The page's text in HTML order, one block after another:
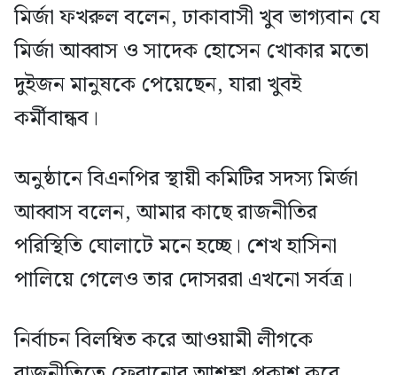
মির্জা ফখরুল বলেন, ঢাকাবাসী খুব ভাগ্যবান যে
মির্জা আব্বাস ও সাদেক হোসেন খোকার মতো
দুইজন মানুষকে পেয়েছেন, যারা খুবই
কর্মীবান্ধব।
অনুষ্ঠানে বিএনপির স্থায়ী কমিটির সদস্য মির্জা
আব্বাস বলেন, আমার কাছে রাজনীতির
পরিস্থিতি ঘোলাটে মনে হচ্ছে। শেখ হাসিনা
পালিয়ে গেলেও তার দোসররা এখনো সর্বত্র।
নির্বাচন বিলম্বিত করে আওয়ামী লীগকে